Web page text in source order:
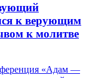
к верующим
к молитве